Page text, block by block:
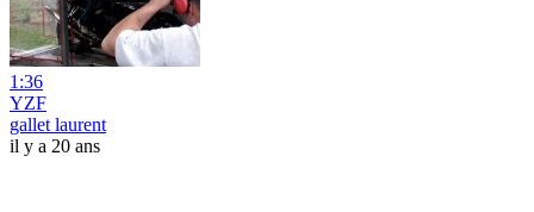
1:36
YZF
gallet laurent
il y a 20 ans